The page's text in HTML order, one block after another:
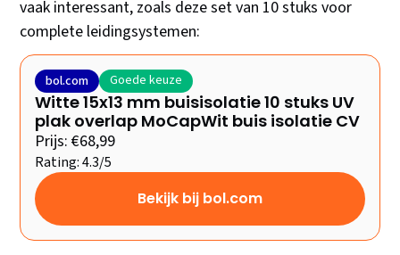
vaak interessant, zoals deze set van 10 stuks voor
complete leidingsystemen:
bol.com Goede keuze
Witte 15x13 mm buisisolatie 10 stuks UV
plak overlap MoCapWit buis isolatie CV
Prijs: €68,99
Rating: 4.3/5
Bekijk bij bol.com